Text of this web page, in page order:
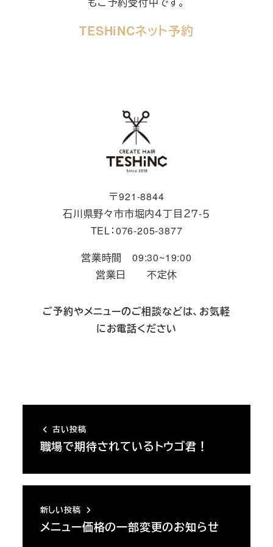
TESHiNCネット予約
〒921-8844
石川県野々市市堀内４丁目２７-５
TEL：076-205-3877
営業時間 09:30~19:00
営業日 不定休
ご予約やメニューのご相談などは、お気軽
にお電話ください
古い投稿
職場で期待されているトウゴ君！
新しい投稿
メニュー価格の一部変更のお知らせ